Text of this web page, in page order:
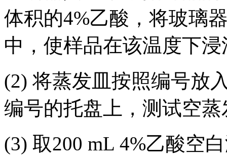
体积的4%乙酸，将玻璃
中，使样品在该温度下浸
(2) 将蒸发皿按照编号放
编号的托盘上，测试空
(3) 取200 mL 4%乙酸空